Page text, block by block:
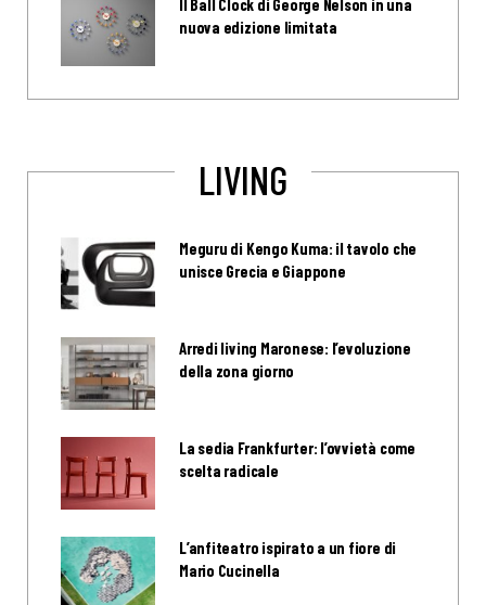
Il Ball Clock di George Nelson in una
nuova edizione limitata
LIVING
Meguru di Kengo Kuma: il tavolo che
unisce Grecia e Giappone
Arredi living Maronese: l’evoluzione
della zona giorno
La sedia Frankfurter: l’ovvietà come
scelta radicale
L’anfiteatro ispirato a un fiore di
Mario Cucinella